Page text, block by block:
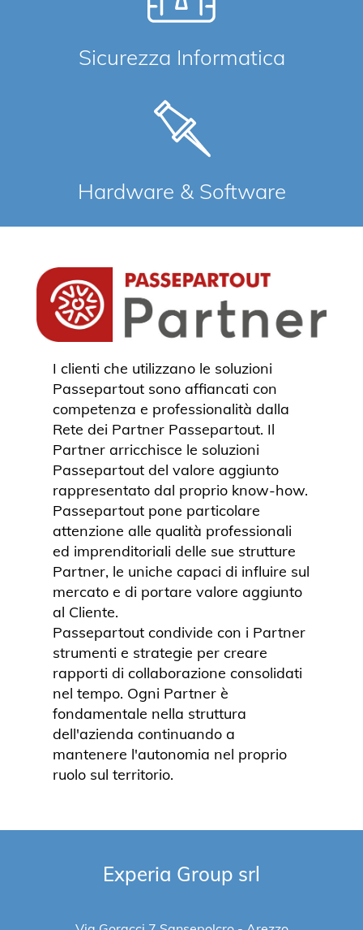
Sicurezza Informatica
Hardware & Software
I clienti che utilizzano le soluzioni
Passepartout sono affiancati con
competenza e professionalità dalla
Rete dei Partner Passepartout. Il
Partner arricchisce le soluzioni
Passepartout del valore aggiunto
rappresentato dal proprio know-how.
Passepartout pone particolare
attenzione alle qualità professionali
ed imprenditoriali delle sue strutture
Partner, le uniche capaci di influire sul
mercato e di portare valore aggiunto
al Cliente.
Passepartout condivide con i Partner
strumenti e strategie per creare
rapporti di collaborazione consolidati
nel tempo. Ogni Partner è
fondamentale nella struttura
dell'azienda continuando a
mantenere l'autonomia nel proprio
ruolo sul territorio.
Experia Group srl